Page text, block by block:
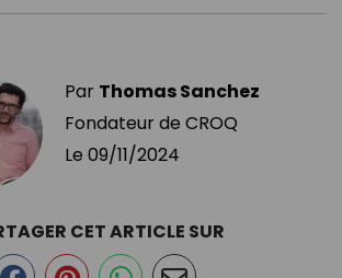
Par Thomas Sanchez
Fondateur de CROQ
Le 09/11/2024
CET ARTICLE SUR